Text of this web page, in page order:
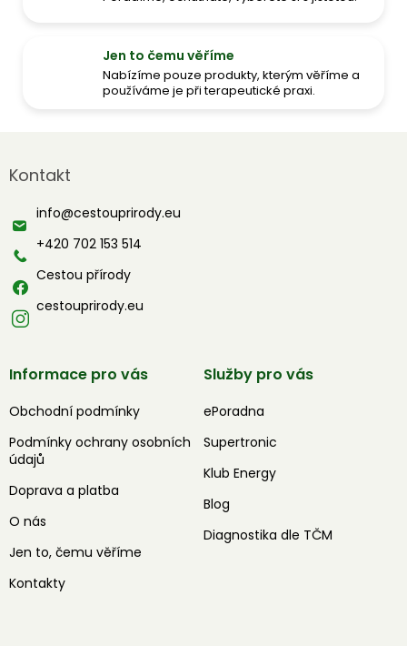
Jen to čemu věříme
Nabízíme pouze produkty, kterým věříme a
používáme je při terapeutické praxi.
p
t
Kontakt
info@cestouprirody.eu
+420 702 153 514
Cestou přírody
cestouprirody.eu
Informace pro vás
Obchodní podmínky
Podmínky ochrany osobních
údajů
Doprava a platba
O nás
Jen to, čemu věříme
Kontakty
Služby pro vás
ePoradna
Supertronic
Klub Energy
Blog
Diagnostika dle TČM